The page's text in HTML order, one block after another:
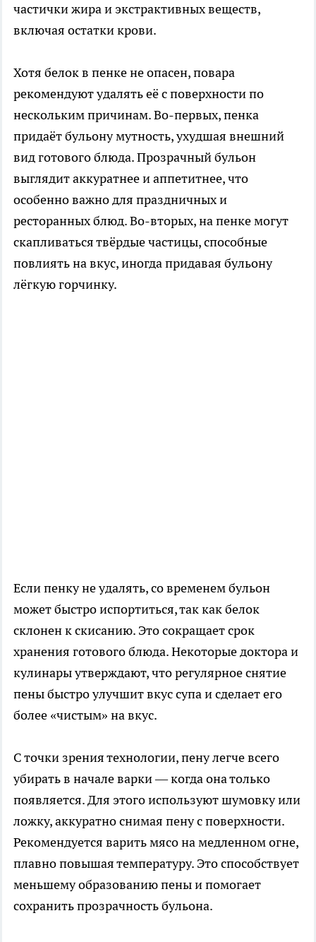
частички жира и экстрактивных веществ,
включая остатки крови.
Хотя белок в пенке не опасен, повара
рекомендуют удалять её с поверхности по
нескольким причинам. Во-первых, пенка
придаёт бульону мутность, ухудшая внешний
вид готового блюда. Прозрачный бульон
выглядит аккуратнее и аппетитнее, что
особенно важно для праздничных и
ресторанных блюд. Во-вторых, на пенке могут
скапливаться твёрдые частицы, способные
повлиять на вкус, иногда придавая бульону
лёгкую горчинку.
Если пенку не удалять, со временем бульон
может быстро испортиться, так как белок
склонен к скисанию. Это сокращает срок
хранения готового блюда. Некоторые доктора и
кулинары утверждают, что регулярное снятие
пены быстро улучшит вкус супа и сделает его
более «чистым» на вкус.
С точки зрения технологии, пену легче всего
убирать в начале варки — когда она только
появляется. Для этого используют шумовку или
ложку, аккуратно снимая пену с поверхности.
Рекомендуется варить мясо на медленном огне,
плавно повышая температуру. Это способствует
меньшему образованию пены и помогает
сохранить прозрачность бульона.